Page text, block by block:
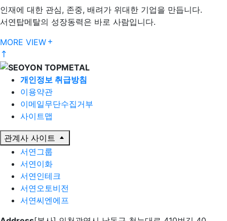
인재에 대한 관심, 존중, 배려가 위대한 기업을 만듭니다.
서연탑메탈의 성장동력은 바로 사람입니다.
MORE VIEW
개인정보 취급방침
이용약관
이메일무단수집거부
사이트맵
관계사 사이트
서연그룹
서연이화
서연인테크
서연오토비전
서연씨엔에프